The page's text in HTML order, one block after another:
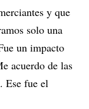
y que
solo una
un impacto
acuerdo de las
Ese fue el